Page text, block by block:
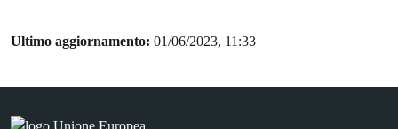
Ultimo aggiornamento: 01/06/2023, 11:33